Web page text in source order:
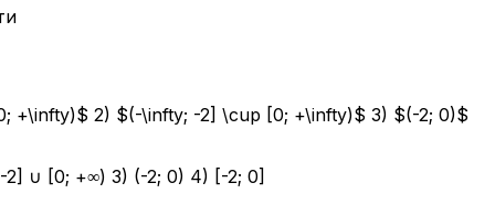
+\infty)$ 2) $(-\infty; -2] \cup [0; +\infty)$ 3) $(-2; 0)$
2] ∪ [0; +∞) 3) (-2; 0) 4) [-2; 0]